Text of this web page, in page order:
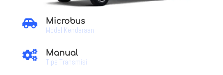
 Microbus
Model Kendaraan
 Manual
Tipe Transmisi